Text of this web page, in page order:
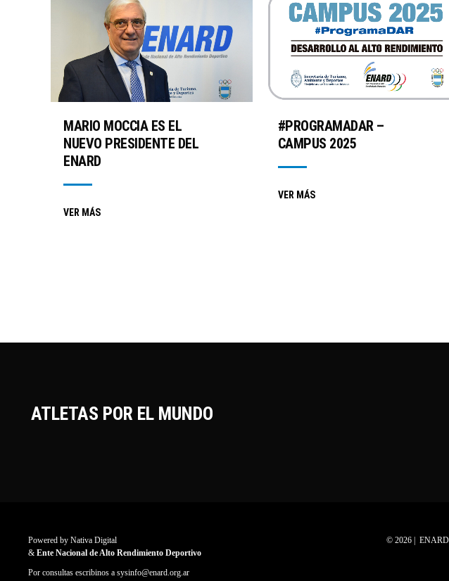
MARIO MOCCIA ES EL
NUEVO PRESIDENTE DEL
ENARD
VER MÁS
#PROGRAMADAR –
CAMPUS 2025
VER MÁS
ATLETAS POR EL MUNDO
Powered by Nativa Digital
& Ente Nacional de Alto Rendimiento Deportivo
Por consultas escribinos a sysinfo@enard.org.ar
© 2026 | ENARD